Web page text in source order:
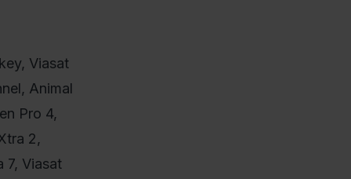
Viasat
Animal
Pro 4,
2,
7, Viasat